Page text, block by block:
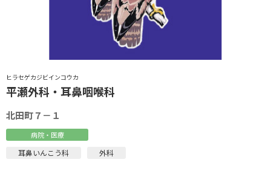
ヒラセゲカジビインコウカ
平瀬外科・耳鼻咽喉科
北田町７－１
病院・医療
耳鼻いんこう科 外科